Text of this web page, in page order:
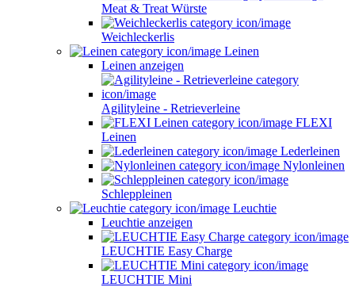
Meat & Treat Würste
Weichleckerlis
Leinen
Leinen anzeigen
Agilityleine - Retrieverleine
FLEXI
Leinen
Lederleinen
Nylonleinen
Schleppleinen
Leuchtie
Leuchtie anzeigen
LEUCHTIE Easy Charge
LEUCHTIE Mini